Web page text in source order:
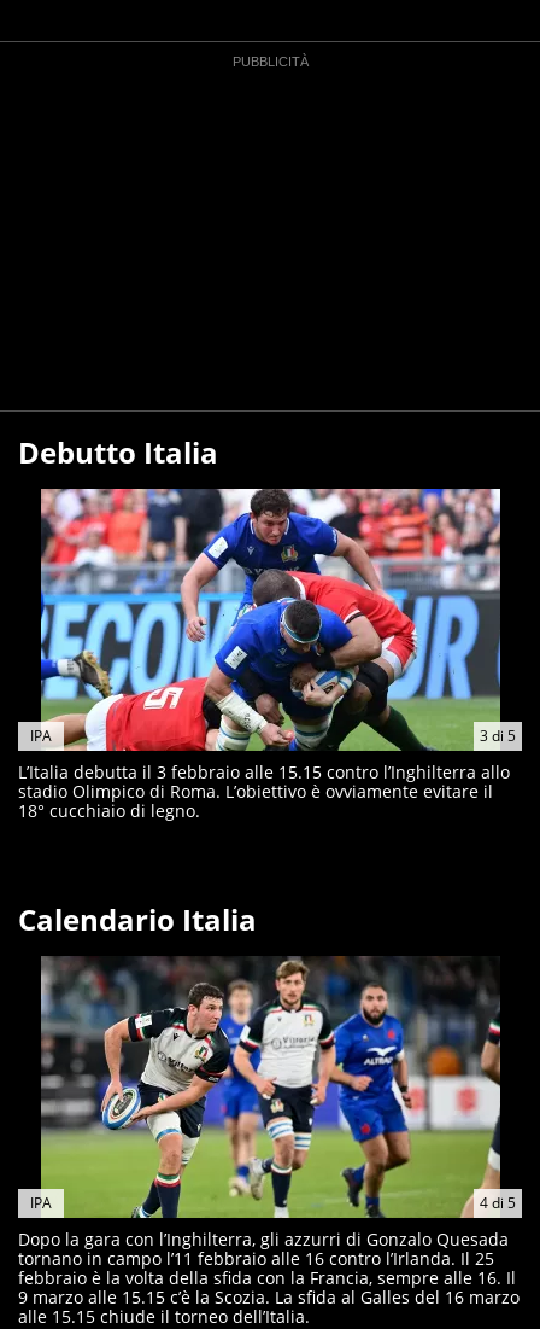
Debutto Italia
3di 5
IPA
L’Italia debutta il 3 febbraio alle 15.15 contro l’Inghilterra allo
stadio Olimpico di Roma. L’obiettivo è ovviamente evitare il
18° cucchiaio di legno.
Calendario Italia
4di 5
IPA
Dopo la gara con l’Inghilterra, gli azzurri di Gonzalo Quesada
tornano in campo l’11 febbraio alle 16 contro l’Irlanda. Il 25
febbraio è la volta della sfida con la Francia, sempre alle 16. Il
9 marzo alle 15.15 c’è la Scozia. La sfida al Galles del 16 marzo
alle 15.15 chiude il torneo dell’Italia.